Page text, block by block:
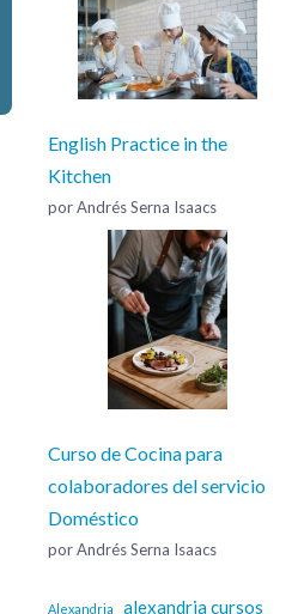
English Practice in the
Kitchen
por Andrés Serna Isaacs
Curso de Cocina para
colaboradores del servicio
Doméstico
por Andrés Serna Isaacs
Alexandria
alexandria cursos